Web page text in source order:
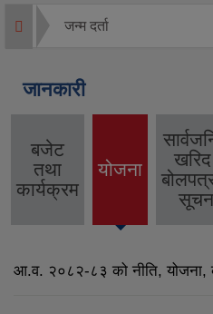
जन्म दर्ता
जानकारी
बजेट
तथा
कार्यक्रम
योजना
(active
आ.व. २०८२-८३ को नीति, योजना,